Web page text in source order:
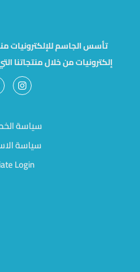
إلكترونيات من خلال منتجاتنا
سياسة
سياسة
Login